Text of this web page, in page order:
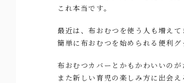
これ本当です。
最近は、布おむつを使う人も増えて
簡単に布おむつを始められる便利グ
布おむつカバーとかもかわいいのが
また新しい育児の楽しみ方に出会